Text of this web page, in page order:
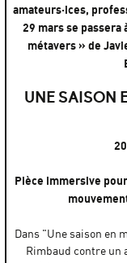
amateurs·ices,
29 mars se passera
métavers » de
UNE SAISON
Pièce immersive
Dans "Une saison en
Rimbaud contre un